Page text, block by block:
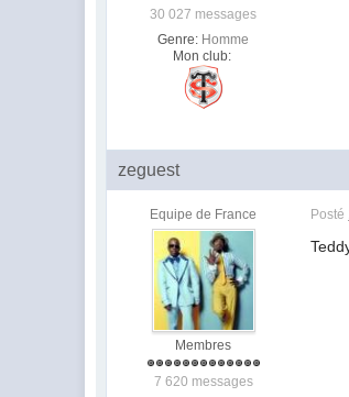
30 027 messages
Genre: Homme
Mon club:
zeguest
Equipe de France
Membres
7 620 messages
Posté